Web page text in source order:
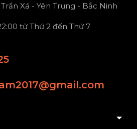
Xá - Yên Trung - Bắc Ninh
từ Thứ 2 đến Thứ 7